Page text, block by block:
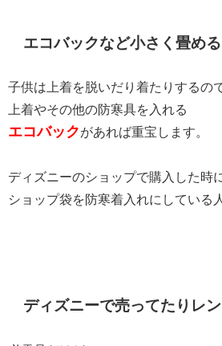
エコバックなど小さく畳め
子供は上着を脱いだり着たりするの
上着やその他の防寒具を入れる
エコバックがあれば重宝します。
ディズニーのショップで購入した時
ショップ袋を防寒着入れにしている
ディズニーで売ってたりレ